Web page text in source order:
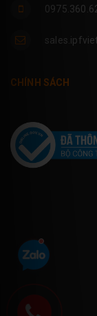
CHÍNH SÁCH